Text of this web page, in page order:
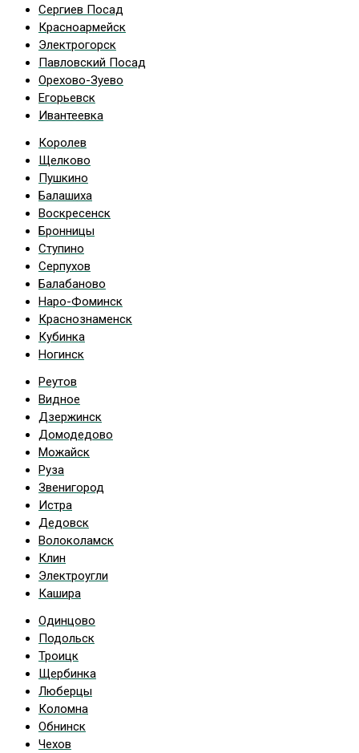
Сергиев Посад
Красноармейск
Электрогорск
Павловский Посад
Орехово-Зуево
Егорьевск
Ивантеевка
Королев
Щелково
Пушкино
Балашиха
Воскресенск
Бронницы
Ступино
Серпухов
Балабаново
Наро-Фоминск
Краснознаменск
Кубинка
Ногинск
Реутов
Видное
Дзержинск
Домодедово
Можайск
Руза
Звенигород
Истра
Дедовск
Волоколамск
Клин
Электроугли
Кашира
Одинцово
Подольск
Троицк
Щербинка
Люберцы
Коломна
Обнинск
Чехов